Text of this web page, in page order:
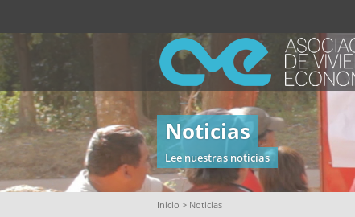
Noticias
Lee nuestras noticias
Inicio > Noticias